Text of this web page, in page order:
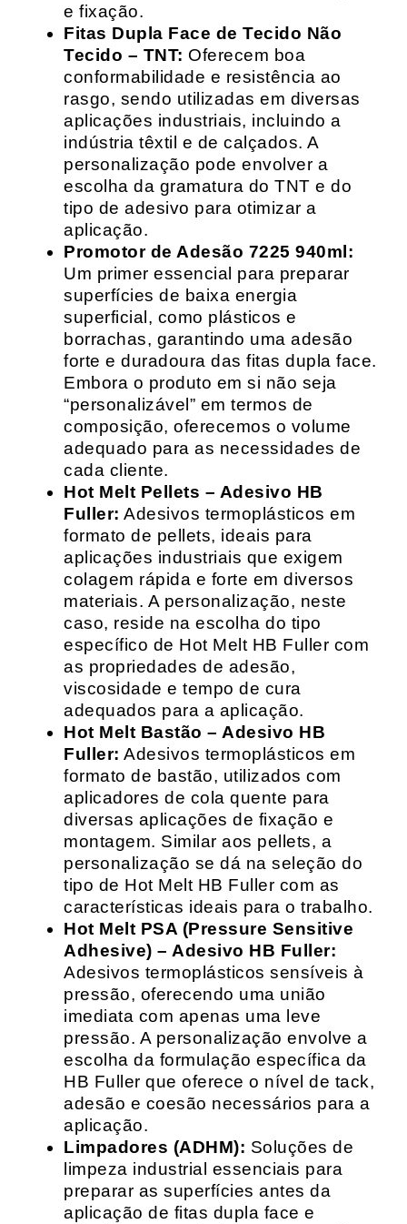
e fixação.
Fitas Dupla Face de Tecido Não
Tecido – TNT: Oferecem boa
conformabilidade e resistência ao
rasgo, sendo utilizadas em diversas
aplicações industriais, incluindo a
indústria têxtil e de calçados. A
personalização pode envolver a
escolha da gramatura do TNT e do
tipo de adesivo para otimizar a
aplicação.
Promotor de Adesão 7225 940ml:
Um primer essencial para preparar
superfícies de baixa energia
superficial, como plásticos e
borrachas, garantindo uma adesão
forte e duradoura das fitas dupla face.
Embora o produto em si não seja
“personalizável” em termos de
composição, oferecemos o volume
adequado para as necessidades de
cada cliente.
Hot Melt Pellets – Adesivo HB
Fuller: Adesivos termoplásticos em
formato de pellets, ideais para
aplicações industriais que exigem
colagem rápida e forte em diversos
materiais. A personalização, neste
caso, reside na escolha do tipo
específico de Hot Melt HB Fuller com
as propriedades de adesão,
viscosidade e tempo de cura
adequados para a aplicação.
Hot Melt Bastão – Adesivo HB
Fuller: Adesivos termoplásticos em
formato de bastão, utilizados com
aplicadores de cola quente para
diversas aplicações de fixação e
montagem. Similar aos pellets, a
personalização se dá na seleção do
tipo de Hot Melt HB Fuller com as
características ideais para o trabalho.
Hot Melt PSA (Pressure Sensitive
Adhesive) – Adesivo HB Fuller:
Adesivos termoplásticos sensíveis à
pressão, oferecendo uma união
imediata com apenas uma leve
pressão. A personalização envolve a
escolha da formulação específica da
HB Fuller que oferece o nível de tack,
adesão e coesão necessários para a
aplicação.
Limpadores (ADHM): Soluções de
limpeza industrial essenciais para
preparar as superfícies antes da
aplicação de fitas dupla face e